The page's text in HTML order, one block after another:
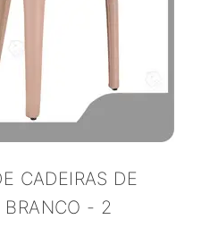
CADEIRAS DE
BRANCO - 2